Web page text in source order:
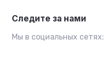
Следите за нами
Мы в социальных сетях: